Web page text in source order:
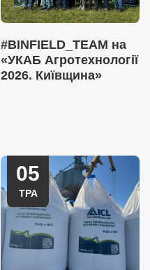
#BINFIELD_TEAM на
«УКАБ Агротехнології
2026. Київщина»
05
ТРА